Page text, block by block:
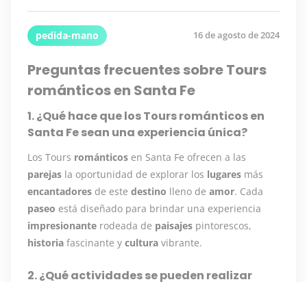
pedida-mano 16 de agosto de 2024
Preguntas frecuentes sobre Tours
románticos en Santa Fe
1. ¿Qué hace que los Tours románticos en
Santa Fe sean una experiencia única?
Los Tours románticos en Santa Fe ofrecen a las
parejas la oportunidad de explorar los lugares más
encantadores de este destino lleno de amor. Cada
paseo está diseñado para brindar una experiencia
impresionante rodeada de paisajes pintorescos,
historia fascinante y cultura vibrante.
2. ¿Qué actividades se pueden realizar